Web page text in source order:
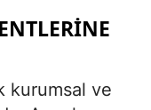
kurumsal ve